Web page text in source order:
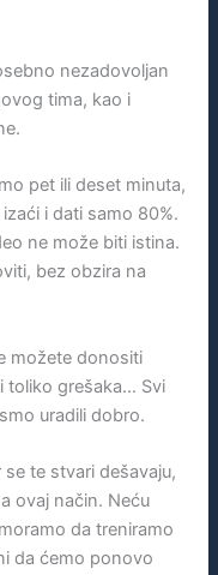
nezadovoljan
tima, kao i
pet ili deset minuta,
i dati samo 80%.
ne može biti istina.
bez obzira na
možete donositi
toliko grešaka… Svi
uradili dobro.
te stvari dešavaju,
ovaj način. Neću
da treniramo
da ćemo ponovo